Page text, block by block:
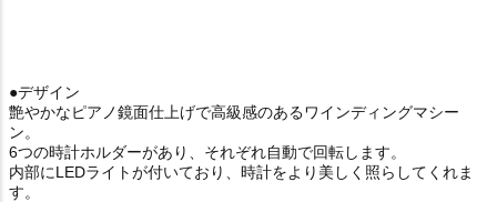
●デザイン
艶やかなピアノ鏡面仕上げで高級感のあるワインディングマシー
ン。
6つの時計ホルダーがあり、それぞれ自動で回転します。
内部にLEDライトが付いており、時計をより美しく照らしてくれま
す。